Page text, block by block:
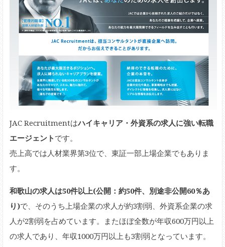
JAC Recruitmentはハイキャリア・外資系の求人に強い転職
エージェント です。
売上高では人材業界第3位で、東証一部上場企業でもありま
す。
和歌山の求人は50件以上(公開：約50件、別途非公開60％あ
り)で、そのうち上場企業の求人が約3割弱、外資系企業の求
人が2割弱を占めています。またほぼ全数が年収600万円以上
の求人であり、年収1000万円以上も3割弱となっています。